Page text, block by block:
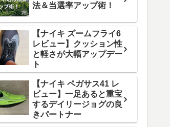
法＆当選率アップ術！
【ナイキ ズームフライ6
レビュー】クッション性
と軽さが大幅アップデー
ト
【ナイキ ペガサス41 レ
ビュー】一足あると重宝
するデイリージョグの良
きパートナー